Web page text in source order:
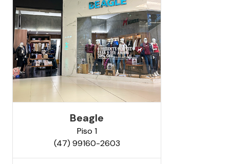
Beagle
Piso 1
(47) 99160-2603